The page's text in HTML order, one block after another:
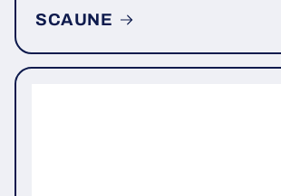
SCAUNE